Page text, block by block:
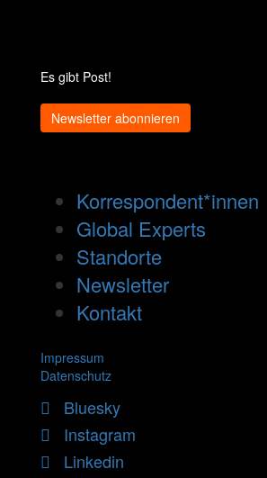
Es gibt Post!
Newsletter abonnieren
Korrespondent*innen
Global Experts
Standorte
Newsletter
Kontakt
Impressum
Datenschutz
Bluesky
Instagram
Linkedin